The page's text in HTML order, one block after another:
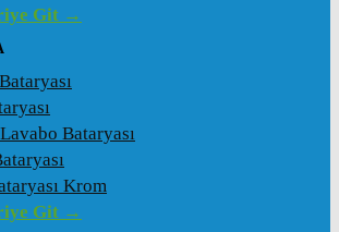
Git →
Bataryası
Krom
Git →